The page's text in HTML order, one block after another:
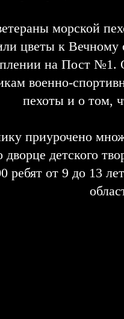
морской
цветы к
на Пост №1.
военно-
пехоты и о том,
приурочено
детского
ребят от 9 до 13